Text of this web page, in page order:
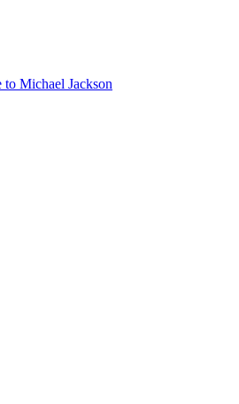
to Michael Jackson